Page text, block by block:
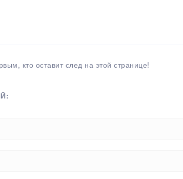
кто оставит след на этой странице!